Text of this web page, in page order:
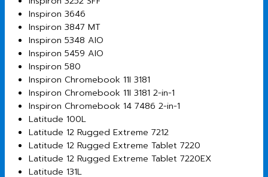
Inspiron 3646
Inspiron 3847 MT
Inspiron 5348 AIO
Inspiron 5459 AIO
Inspiron 580
Inspiron Chromebook 11I 3181
Inspiron Chromebook 11I 3181 2-in-1
Inspiron Chromebook 14 7486 2-in-1
Latitude 100L
Latitude 12 Rugged Extreme 7212
Latitude 12 Rugged Extreme Tablet 7220
Latitude 12 Rugged Extreme Tablet 7220EX
Latitude 131L